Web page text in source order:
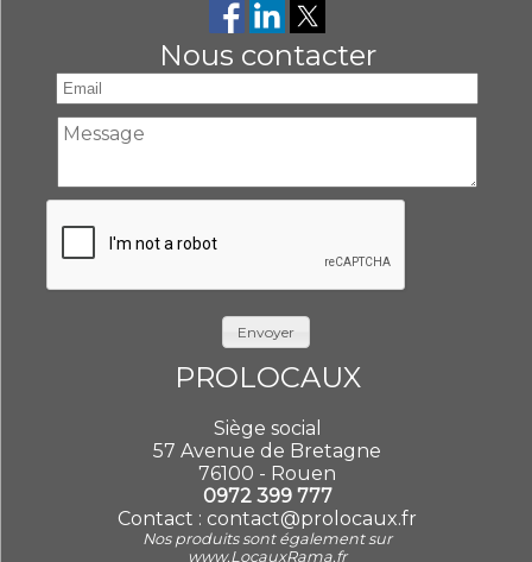
Nous contacter
Envoyer
PROLOCAUX
Siège social
57 Avenue de Bretagne
76100 - Rouen
0972 399 777
Contact : contact@prolocaux.fr
Nos produits sont également sur
www.LocauxRama.fr